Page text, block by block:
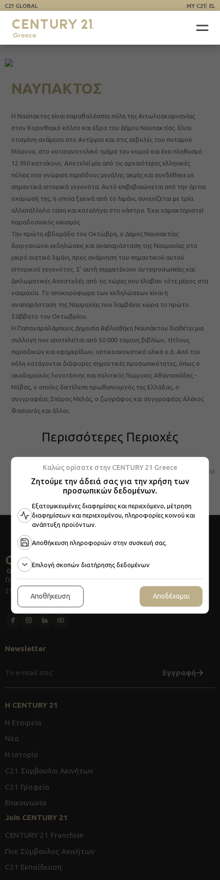
Καλώς ορίσατε στην CENTURY 21 Greece
Ζητούμε την άδειά σας για την χρήση των
προσωπικών δεδομένων.
Εξατομικευμένες διαφημίσεις και περιεχόμενο, μέτρηση
διαφημίσεων και περιεχομένου, πληροφορίες κοινού και
ανάπτυξη προϊόντων.
Αποθήκευση πληροφοριών στην συσκευή σας.
Επιλογή σκοπών διατήρησης δεδομένων
Αποθήκευση Αποδέχομαι
C21 GLOBAL MY C21 EL
ΝΑΥΠΑΚΤΟΣ
Η Ναύπακτος είναι παραθαλάσσια πόλη της Αιτωλοακαρνανίας
στον Κορινθιακό κόλπο και έδρα του Δήμου Ναυπακτίας. Είναι
χτισμένη ανάμεσα στο Αντίρριο και στις εκβολές του ποταμού
Μόρνου, στο νοτιοανατολικό τμήμα του νομού και έχει πληθυσμό
12.950 κατοίκους. Αποτελεί μία από τις αρχαιότερες ελληνικές
πόλεις που γνώρισε περιόδους μεγάλης ακμής και συνδέθηκε με
σημαντικά ιστορικά γεγονότα. Αυτό επιβεβαιώνεται από την άρτια
οχύρωσή της, η οποία ξεκινά από το λιμάνι, συνεχίζεται με τρία
αλλεπάλληλα τείχη και καταλήγει στο κάστρο. Έχει χαρακτηριστεί
παραδοσιακός οικισμός.
Την πρώτη εβδομάδα του Οκτώβρη, ο Δήμος Ναυπακτίας
διοργανώνει εκδηλώσεις και αναπαράσταση της Ναυμαχίας στο
μικρό ενετικό λιμάνι, προς ανάμνηση του σημαντικού αυτού
ιστορικού γεγονότος. Σ' αυτή συμμετέχουν αντιπροσωπείες και
Διπλωματικές Αποστολές από τις χώρες που έλαβαν τότε μέρος στη
ναυμαχία. Το αποκορύφωμα των εκδηλώσεων είναι η
αναπαράσταση της Ναυμαχίας που λαμβάνει χώρα το πρώτο
Σάββατο του Οκτωβρίου.
Η Παπαχαραλάμπειος Δημοσία Βιβλιοθήκη Ναυπάκτου διαθέτει μια
συλλογή που αποτελείται από 50.000 τόμους βιβλίων, τίτλους
περιοδικών και εφημερίδων, οπτικοακουστικό υλικό κ.ά. Από την
πόλη κατάγονται διάφορες σημαντικές προσωπικότητες, όπως ο
ακαδημαϊκός λογοτέχνης και πολιτικός Γεώργιος Αθανασιάδης -
Νόβας, ο οποίος διετέλεσε πρωθυπουργός της Ελλάδας, ο
συγγραφέας Σπύρος Μελάς, ο ζωγράφος και συγγραφέας Αλέκος
Φασιανός και άλλοι.
Περισσότερες Περιοχές
ΑΘΗΝΑ
Πανεπιστημίου 13, Αθήνα, 105 64
210 322 4423
Newsletter
Eγγραφή
Η CENTURY 21
Η Εταιρεία
Νέα
Η Ιστορία
C21 Σύμβουλοι Ακινήτων
C21 Γραφεία
Επικοινωνία
Join CENTURY 21
CENTURY 21 Franchise
Γίνε Σύμβουλος Ακινήτων
C21 Εκπαίδευση